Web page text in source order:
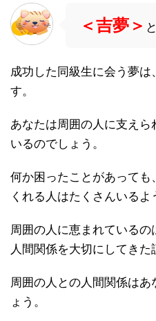
＜吉夢＞
成功した同級生に会う夢は
す。
あなたは周囲の人に支え
いるのでしょう。
何か困ったことがあっても
くれる人はたくさんいるよ
周囲の人に恵まれている
人間関係を大切にしてきた
周囲の人との人間関係は
ょう。